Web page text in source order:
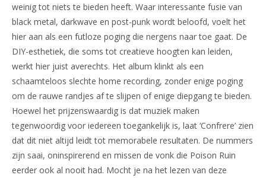
weinig tot niets te bieden heeft. Waar interessante fusie van
black metal, darkwave en post-punk wordt beloofd, voelt het
hier aan als een futloze poging die nergens naar toe gaat. De
DIY-esthetiek, die soms tot creatieve hoogten kan leiden,
werkt hier juist averechts. Het album klinkt als een
schaamteloos slechte home recording, zonder enige poging
om de rauwe randjes af te slijpen of enige diepgang te bieden.
Hoewel het prijzenswaardig is dat muziek maken
tegenwoordig voor iedereen toegankelijk is, laat ‘Confrere’ zien
dat dit niet altijd leidt tot memorabele resultaten. De nummers
zijn saai, oninspirerend en missen de vonk die Poison Ruin
eerder ook al nooit had. Mocht je na het lezen van deze